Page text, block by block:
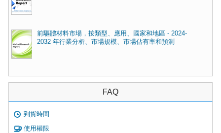
前驅體材料市場，按類型、應用、國家和地區 - 2024-
2032 年行業分析、市場規模、市場佔有率和預測
FAQ
到貨時間
使用權限